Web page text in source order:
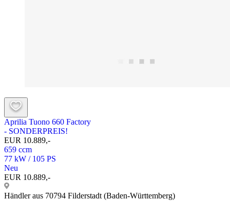
Aprilia Tuono 660 Factory
- SONDERPREIS!
EUR 10.889,-
659 ccm
77 kW / 105 PS
Neu
EUR 10.889,-
Händler aus 70794 Filderstadt (Baden-Württemberg)